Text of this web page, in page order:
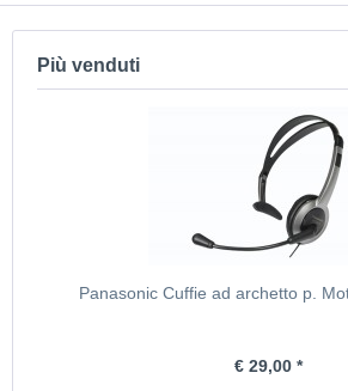
Più venduti
Panasonic Cuffie ad archetto p.
€ 29,00 *